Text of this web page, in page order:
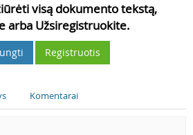
visą dokumento tekstą,
arba Užsiregistruokite.
Registruotis
Komentarai